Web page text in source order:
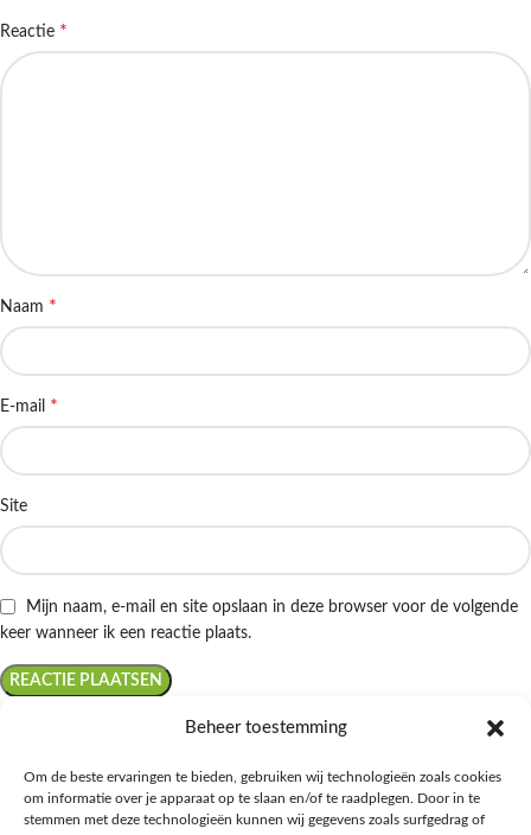
Beheer toestemming
Om de beste ervaringen te bieden, gebruiken wij technologieën zoals cookies
om informatie over je apparaat op te slaan en/of te raadplegen. Door in te
stemmen met deze technologieën kunnen wij gegevens zoals surfgedrag of
Reactie *
Naam *
E-mail *
Site
Mijn naam, e-mail en site opslaan in deze browser voor de volgende
keer wanneer ik een reactie plaats.
Ontdek de beste keto-vriendelijke keuzes van Albert Heijn, verrijk je
kennis met onze diepgaande blogs over het keto-dieet, en deel jouw